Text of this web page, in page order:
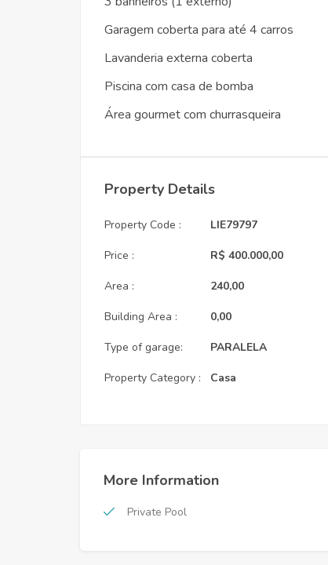
Garagem coberta para até 4 carros
Lavanderia externa coberta
Piscina com casa de bomba
Área gourmet com churrasqueira
Property Details
Property Code :
Price :
Area :
Building Area :
Type of garage:
Property Category :
LIE79797
R$ 400.000,00
240,00
0,00
PARALELA
Casa
More Information
Private Pool